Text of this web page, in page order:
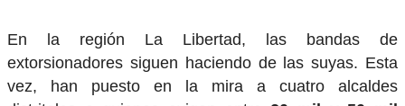
En la región La Libertad, las bandas de
extorsionadores siguen haciendo de las suyas. Esta
vez, han puesto en la mira a cuatro alcaldes